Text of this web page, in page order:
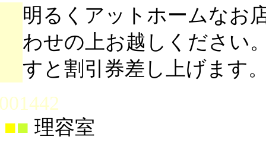
明るくアットホームなお
わせの上お越しください
すと割引券差し上げます
■ 理容室